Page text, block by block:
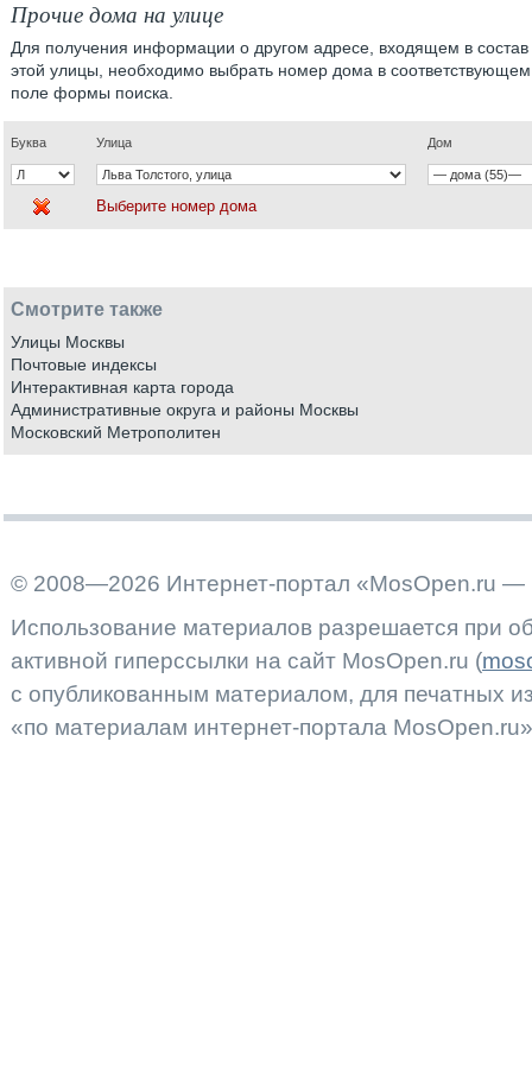
Прочие дома на улице
Для получения информации о другом адресе, входящем в состав
этой улицы, необходимо выбрать номер дома в соответствующем
поле формы поиска.
Буква Улица Дом
Выберите номер дома
Смотрите также
Улицы Москвы
Почтовые индексы
Интерактивная карта города
Административные округа и районы Москвы
Московский Метрополитен
© 2008—2026 Интернет-портал «MosOpen.ru —
Использование материалов разрешается при
активной гиперссылки на сайт MosOpen.ru (
с опубликованным материалом, для печатных
«по материалам интернет-портала